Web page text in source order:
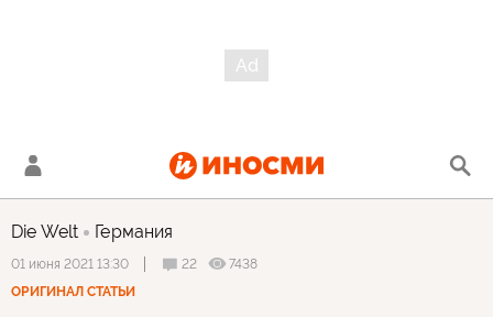
Die Welt Германия
01 июня 2021 13:30 22
7438
ОРИГИНАЛ СТАТЬИ